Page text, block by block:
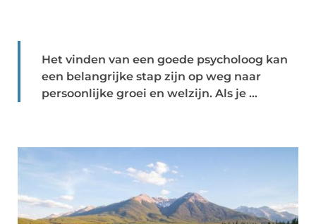
Het vinden van een goede psycholoog kan
een belangrijke stap zijn op weg naar
persoonlijke groei en welzijn. Als je ...